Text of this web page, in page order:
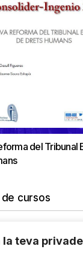
la teva
del Tribunal
cursos
curs amb el